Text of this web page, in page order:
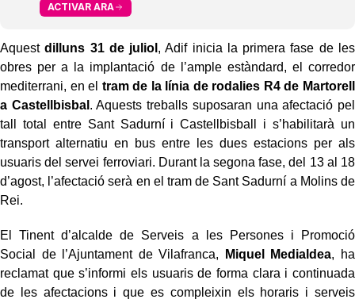
ACTIVAR ARA
Aquestdilluns 31 de juliol , Adif inicia la primera fase de les
obres per a la implantació de l’ample estàndard, el corredor
mediterrani, en el tram de la línia de rodalies R4 de Martorell
a Castellbisbal . Aquests treballs suposaran una afectació pel
tall total entre Sant Sadurní i Castellbisball i s’habilitarà un
transport alternatiu en bus entre les dues estacions per als
usuaris del servei ferroviari. Durant la segona fase, del 13 al 18
d’agost, l’afectació serà en el tram de Sant Sadurní a Molins de
Rei.
El Tinent d’alcalde de Serveis a les Persones i Promoció
Social de l’Ajuntament de Vilafranca,
Miquel Medialdea, ha
reclamat que s’informi els usuaris de forma clara i continuada
de les afectacions i que es compleixin els horaris i serveis